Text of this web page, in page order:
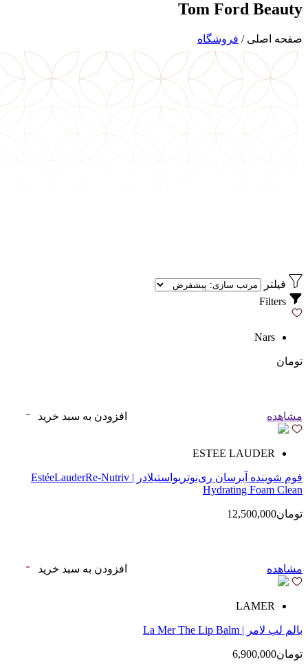
Tom Ford Beauty
صفحه اصلی / فروشگاه
فیلتر
Nars
تومان
مشاهده افزودن به سبد خرید
ESTEE LAUDER
فوم شوینده آبرسان ری‌نوتریواستیلادر | EstéeLauderRe-Nutriv
Hydrating Foam Clean
تومان12,500,000
مشاهده افزودن به سبد خرید
LAMER
بالم لب لامر | La Mer The Lip Balm
تومان6,900,000